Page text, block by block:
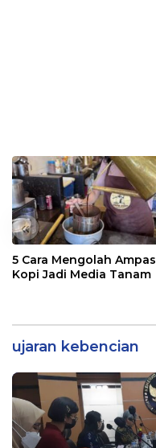
«
5 Cara Mengolah Ampas
Kopi Jadi Media Tanam
ujaran kebencian